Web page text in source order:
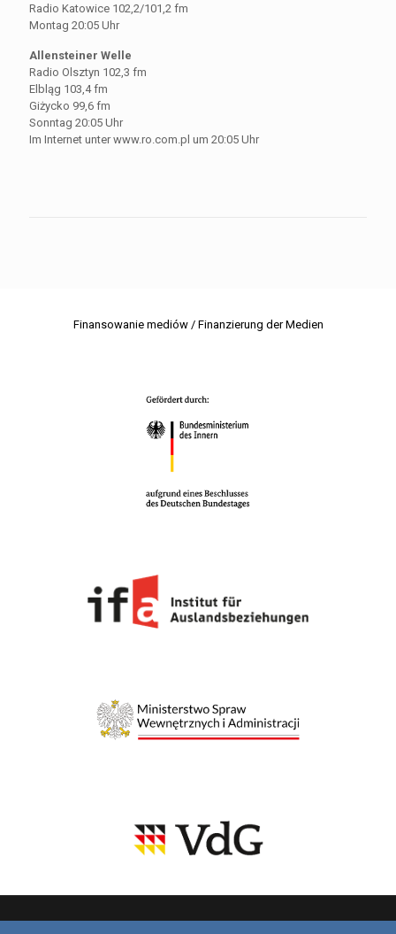
Radio Katowice 102,2/101,2 fm
Montag 20:05 Uhr
Allensteiner Welle
Radio Olsztyn 102,3 fm
Elbląg 103,4 fm
Giżycko 99,6 fm
Sonntag 20:05 Uhr
Im Internet unter www.ro.com.pl um 20:05 Uhr
Finansowanie mediów / Finanzierung der Medien